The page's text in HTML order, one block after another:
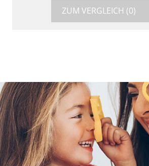
ZUM VERGLEICH (0)